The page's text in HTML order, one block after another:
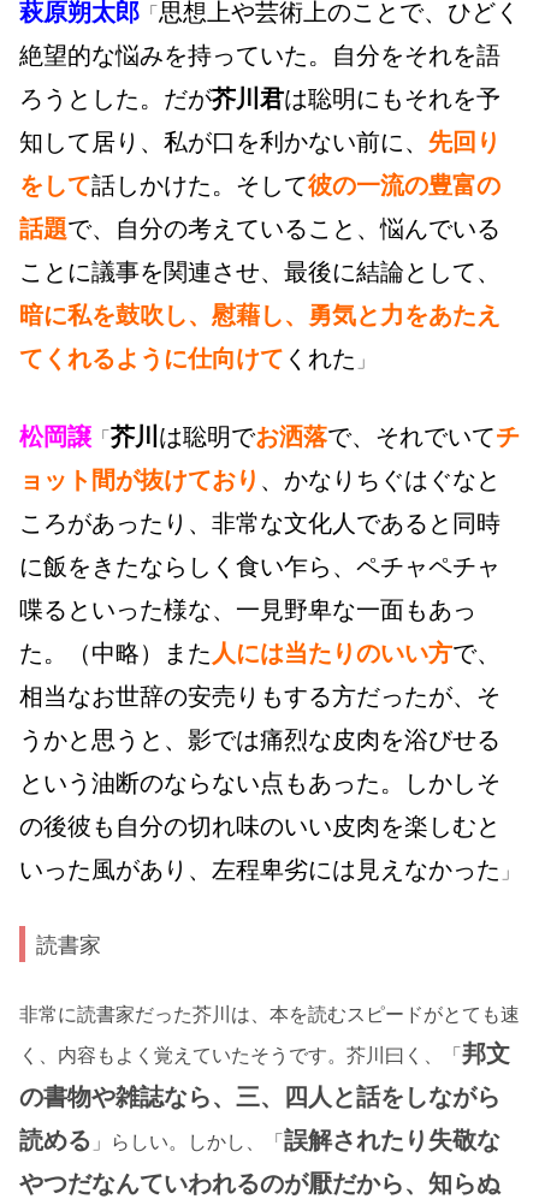
萩原朔太郎 「 思想上や芸術上のことで、ひどく
絶望的な悩みを持っていた。自分をそれを語
ろうとした。だが芥川君は聡明にもそれを予
知して居り、私が口を利かない前に、 先回り
をして話しかけた。そして彼の一流の豊富の
話題で、自分の考えていること、悩んでいる
ことに議事を関連させ、最後に結論として、
暗に私を鼓吹し、慰藉し、勇気と力をあたえ
てくれるように仕向けて くれた 」
松岡譲 「 芥川 は聡明でお洒落で、それでいてチ
ョット間が抜けており 、かなりちぐはぐなと
ころがあったり、非常な文化人であると同時
に飯をきたならしく食い乍ら、ペチャペチャ
喋るといった様な、一見野卑な一面もあっ
た。（中略）また 人には当たりのいい方で、
相当なお世辞の安売りもする方だったが、そ
うかと思うと、影では痛烈な皮肉を浴びせる
という油断のならない点もあった。しかしそ
の後彼も自分の切れ味のいい皮肉を楽しむと
いった風があり、左程卑劣には見えなかった 」
読書家
非常に読書家だった芥川は、本を読むスピードがとても速
く、内容もよく覚えていたそうです。芥川曰く、「 邦文
の書物や雑誌なら、三、四人と話をしながら
読める 」らしい。しかし、「 誤解されたり失敬な
やつだなんていわれるのが厭だから、知らぬ